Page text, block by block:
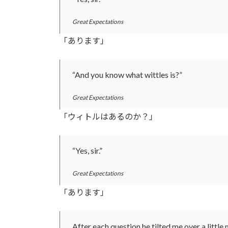
Great Expectations
「あります」
“And you know what wittles is?”
Great Expectations
「ウィトルはあるのか？」
“Yes, sir.”
Great Expectations
「あります」
After each question he tilted me over a little